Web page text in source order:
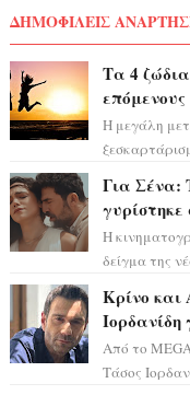
ΔΗΜΟΦΙΛΕΙΣ
Τα 4
επόμενους
Η μεγάλη
Για Σένα:
Η
δείγμα της
Κρίνο
Ιορδανίδη
Από το
Τάσος